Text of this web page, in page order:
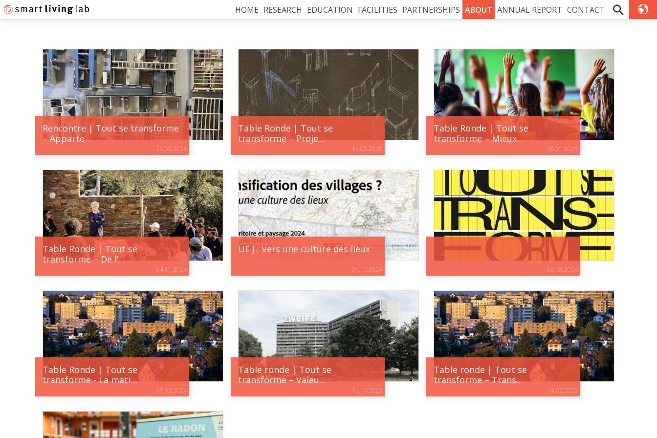
HOME RESEARCH EDUCATION FACILITIES PARTNERSHIPS ABOUT ANNUAL REPORT CONTACT
Rencontre | Tout se transforme
– Apparte…
20.05.2026
Table Ronde | Tout se
transforme – Proje…
17.09.2025
Table Ronde | Tout se
transforme – Mieux…
30.01.2025
Table Ronde | Tout se
transforme – De l'…
04.11.2024
UE J : Vers une culture des lieux
01.10.2024 06.08.2024
Table Ronde | Tout se
transforme - La mati…
01.03.2024
Table ronde | Tout se
transforme – Valeu…
11.10.2023
Table ronde | Tout se
transforme – Trans…
14.02.2023